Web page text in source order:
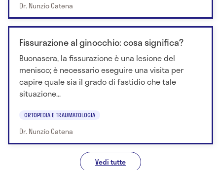
Dr. Nunzio Catena
Fissurazione al ginocchio: cosa significa?
Buonasera, la fissurazione è una lesione del
menisco; è necessario eseguire una visita per
capire quale sia il grado di fastidio che tale
situazione...
ORTOPEDIA E TRAUMATOLOGIA
Dr. Nunzio Catena
Vedi tutte